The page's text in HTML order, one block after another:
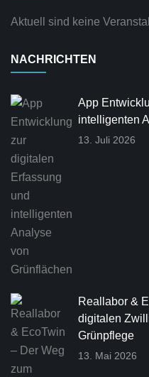
Aktuell sind keine
NACHRICHTEN
App
intelligenten
13. Juli 2026
Reallabor &
digitalen
Grünpflege
13. Mai 2026